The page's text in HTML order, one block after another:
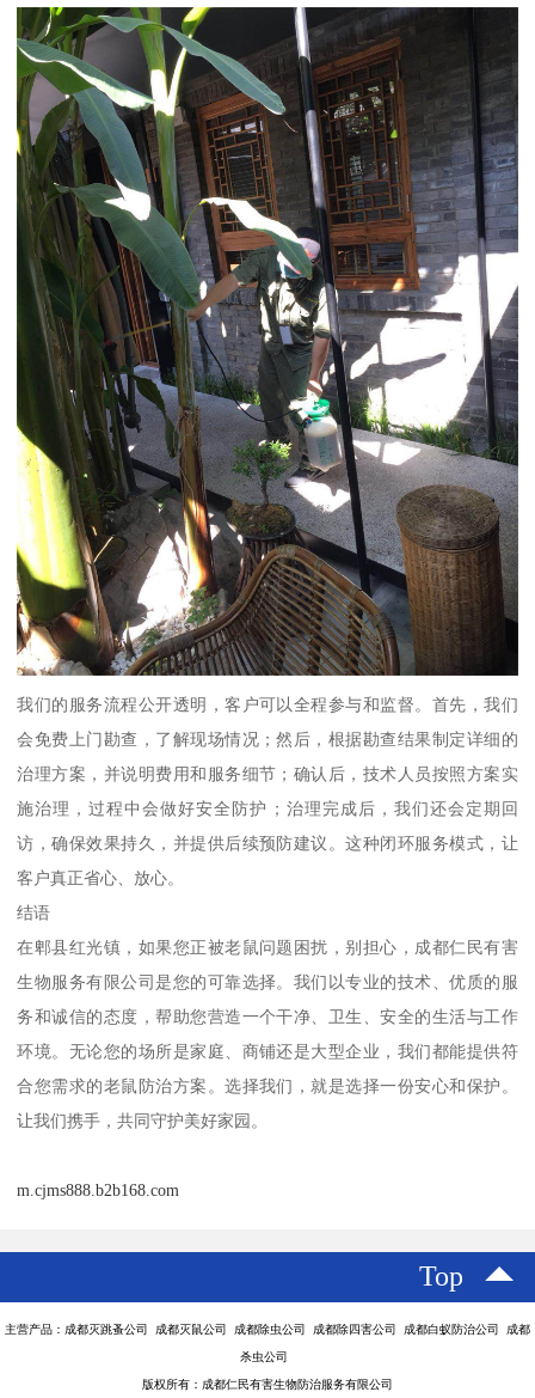
我们的服务流程公开透明，客户可以全程参与和监督。首先，我们
会免费上门勘查，了解现场情况；然后，根据勘查结果制定详细的
治理方案，并说明费用和服务细节；确认后，技术人员按照方案实
施治理，过程中会做好安全防护；治理完成后，我们还会定期回
访，确保效果持久，并提供后续预防建议。这种闭环服务模式，让
客户真正省心、放心。
结语
在郫县红光镇，如果您正被老鼠问题困扰，别担心，成都仁民有害
生物服务有限公司是您的可靠选择。我们以专业的技术、优质的服
务和诚信的态度，帮助您营造一个干净、卫生、安全的生活与工作
环境。无论您的场所是家庭、商铺还是大型企业，我们都能提供符
合您需求的老鼠防治方案。选择我们，就是选择一份安心和保护。
让我们携手，共同守护美好家园。
m.cjms888.b2b168.com
Top
主营产品：成都灭跳蚤公司 成都灭鼠公司 成都除虫公司 成都除四害公司 成都白蚁防治公司 成都
杀虫公司
版权所有：成都仁民有害生物防治服务有限公司